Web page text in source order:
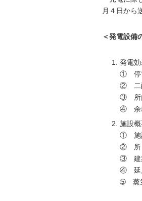
月４日から
＜発電設備
発電
① 停
② 二
③ 所
④ 余
施設
① 施
② 所
③ 建
④ 延
➄ 蒸
（